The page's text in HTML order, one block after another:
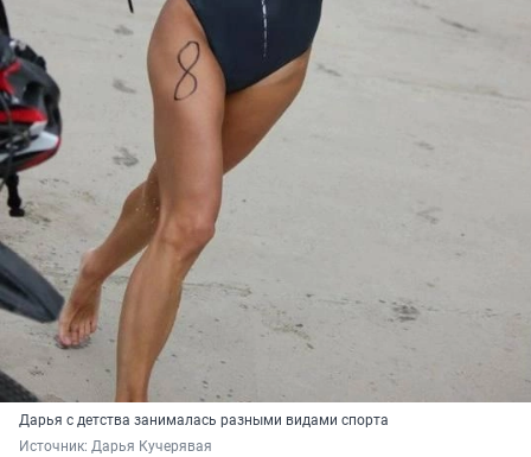
Дарья с детства занималась разными видами спорта
Источник: Дарья Кучерявая